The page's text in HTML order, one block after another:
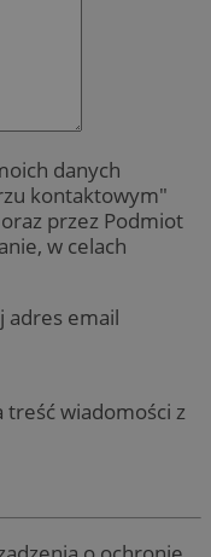
danych
kontaktowym"
przez Podmiot
w celach
adres email
treść wiadomości z